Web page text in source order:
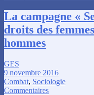
La campagne «
droits des
hommes
GES
9 novembre 2016
Combat, Sociologie
Commentaires